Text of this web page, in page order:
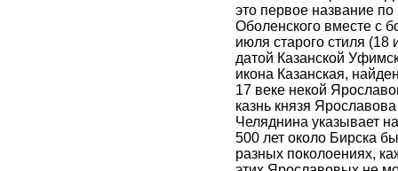
это первое название
Оболенского вместе с
июля старого стиля (18
датой Казанской
икона Казанская,
17 веке некой
казнь князя
Челяднина указывает
500 лет около Бирска
разных поколоениях,